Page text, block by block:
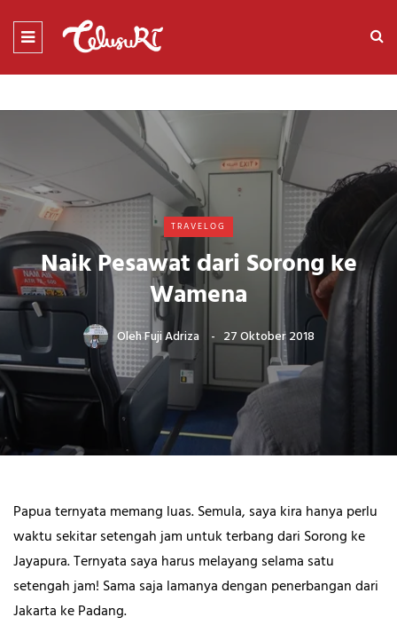
TRAVELOG
Naik Pesawat dari Sorong ke
Wamena
OlehFuji Adriza 27 Oktober 2018
Papua ternyata memang luas. Semula, saya kira hanya perlu
waktu sekitar setengah jam untuk terbang dari Sorong ke
Jayapura. Ternyata saya harus melayang selama satu
setengah jam! Sama saja lamanya dengan penerbangan dari
Jakarta ke Padang.